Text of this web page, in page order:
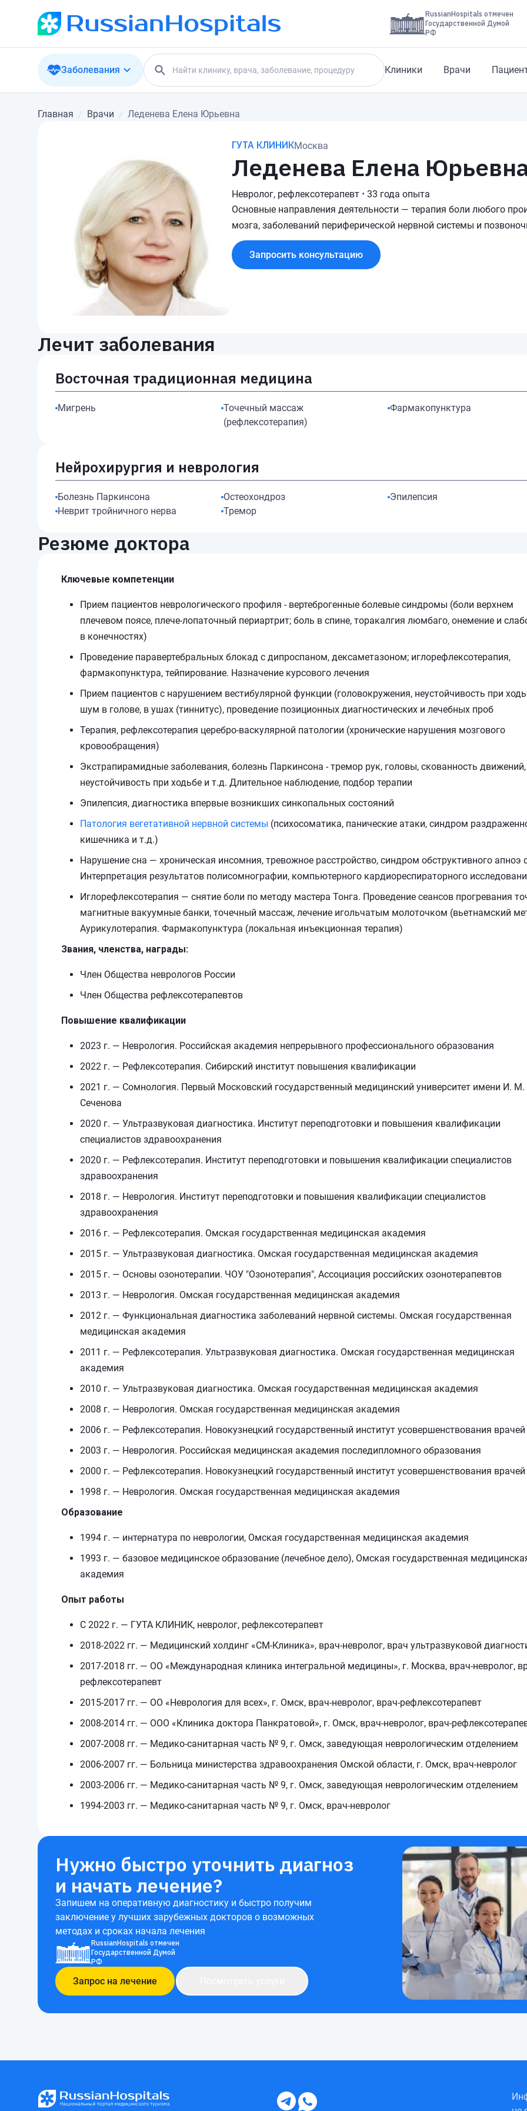
RussianHospitals отмечен
Государственной Думой
РФ
Заболевания Клиники Врачи
Главная Врачи Леденева Елена Юрьевна
ГУТА КЛИНИКМосква
Леденева Елена
Невролог, рефлексотерапевт • 33 года опыта
Основные направления деятельности — терапия боли любого
мозга, заболеваний периферической нервной системы и
Запросить консультацию
Лечит заболевания
Восточная традиционная медицина
Мигрень
Точечный массаж
(рефлексотерапия)
Фармакопунктура
Нейрохирургия и неврология
Болезнь Паркинсона
Неврит тройничного нерва
Остеохондроз
Тремор
Эпилепсия
Резюме доктора
Ключевые компетенции
Прием пациентов неврологического профиля - вертеброгенные болевые синдромы (боли верхнем
плечевом поясе, плече-лопаточный периартрит; боль в спине, торакалгия люмбаго, онемение и
в конечностях)
Проведение паравертебральных блокад с дипроспаном, дексаметазоном; иглорефлексотерапия,
фармакопунктура, тейпирование. Назначение курсового лечения
Прием пациентов с нарушением вестибулярной функции (головокружения, неустойчивость при
шум в голове, в ушах (тиннитус), проведение позиционных диагностических и лечебных проб
Терапия, рефлексотерапия церебро-васкулярной патологии (хронические нарушения мозгового
кровообращения)
Экстрапирамидные заболевания, болезнь Паркинсона - тремор рук, головы, скованность движений,
неустойчивость при ходьбе и т.д. Длительное наблюдение, подбор терапии
Эпилепсия, диагностика впервые возникших синкопальных состояний
Патология вегетативной нервной системы (психосоматика, панические атаки, синдром
кишечника и т.д.)
Нарушение сна — хроническая инсомния, тревожное расстройство, синдром обструктивного апноэ
Интерпретация результатов полисомнографии, компьютерного кардиореспираторного
Иглорефлексотерапия — снятие боли по методу мастера Тонга. Проведение сеансов прогревания
магнитные вакуумные банки, точечный массаж, лечение игольчатым молоточком (вьетнамский
Аурикулотерапия. Фармакопунктура (локальная инъекционная терапия)
Звания, членства, награды:
Член Общества неврологов России
Член Общества рефлексотерапевтов
Повышение квалификации
2023 г. — Неврология. Российская академия непрерывного профессионального образования
2022 г. — Рефлексотерапия. Сибирский институт повышения квалификации
2021 г. — Сомнология. Первый Московский государственный медицинский университет имени И. М.
Сеченова
2020 г. — Ультразвуковая диагностика. Институт переподготовки и повышения квалификации
специалистов здравоохранения
2020 г. — Рефлексотерапия. Институт переподготовки и повышения квалификации специалистов
здравоохранения
2018 г. — Неврология. Институт переподготовки и повышения квалификации специалистов
здравоохранения
2016 г. — Рефлексотерапия. Омская государственная медицинская академия
2015 г. — Ультразвуковая диагностика. Омская государственная медицинская академия
2015 г. — Основы озонотерапии. ЧОУ "Озонотерапия", Ассоциация российских озонотерапевтов
2013 г. — Неврология. Омская государственная медицинская академия
2012 г. — Функциональная диагностика заболеваний нервной системы. Омская государственная
медицинская академия
2011 г. — Рефлексотерапия. Ультразвуковая диагностика. Омская государственная медицинская
академия
2010 г. — Ультразвуковая диагностика. Омская государственная медицинская академия
2008 г. — Неврология. Омская государственная медицинская академия
2006 г. — Рефлексотерапия. Новокузнецкий государственный институт усовершенствования врачей
2003 г. — Неврология. Российская медицинская академия последипломного образования
2000 г. — Рефлексотерапия. Новокузнецкий государственный институт усовершенствования врачей
1998 г. — Неврология. Омская государственная медицинская академия
Образование
1994 г. — интернатура по неврологии, Омская государственная медицинская академия
1993 г. — базовое медицинское образование (лечебное дело), Омская государственная
академия
Опыт работы
С 2022 г. — ГУТА КЛИНИК, невролог, рефлексотерапевт
2018-2022 гг. — Медицинский холдинг «СМ-Клиника», врач-невролог, врач ультразвуковой
2017-2018 гг. — ОО «Международная клиника интегральной медицины», г. Москва, врач-невролог,
рефлексотерапевт
2015-2017 гг. — ОО «Неврология для всех», г. Омск, врач-невролог, врач-рефлексотерапевт
2008-2014 гг. — ООО «Клиника доктора Панкратовой», г. Омск, врач-невролог, врач-
2007-2008 гг. — Медико-санитарная часть № 9, г. Омск, заведующая неврологическим отделением
2006-2007 гг. — Больница министерства здравоохранения Омской области, г. Омск, врач-невролог
2003-2006 гг. — Медико-санитарная часть № 9, г. Омск, заведующая неврологическим отделением
1994-2003 гг. — Медико-санитарная часть № 9, г. Омск, врач-невролог
Нужно быстро уточнить диагноз
и начать лечение?
Запишем на оперативную диагностику и быстро получим
заключение у лучших зарубежных докторов о возможных
методах и сроках начала лечения
RussianHospitals отмечен
Государственной Думой
РФ
Запрос на лечение